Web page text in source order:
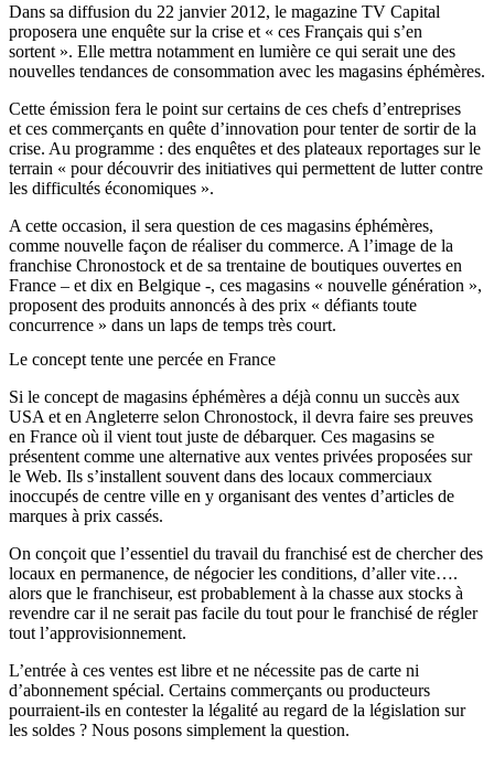
Dans sa diffusion du 22 janvier 2012, le magazine TV Capital
proposera une enquête sur la crise et « ces Français qui s’en
sortent ». Elle mettra notamment en lumière ce qui serait une des
nouvelles tendances de consommation avec les magasins éphémères.
Cette émission fera le point sur certains de ces chefs d’entreprises
et ces commerçants en quête d’innovation pour tenter de sortir de la
crise. Au programme : des enquêtes et des plateaux reportages sur le
terrain « pour découvrir des initiatives qui permettent de lutter contre
les difficultés économiques ».
A cette occasion, il sera question de ces magasins éphémères,
comme nouvelle façon de réaliser du commerce. A l’image de la
franchise Chronostock et de sa trentaine de boutiques ouvertes en
France – et dix en Belgique -, ces magasins « nouvelle génération »,
proposent des produits annoncés à des prix « défiants toute
concurrence » dans un laps de temps très court.
Le concept tente une percée en France
Si le concept de magasins éphémères a déjà connu un succès aux
USA et en Angleterre selon Chronostock, il devra faire ses preuves
en France où il vient tout juste de débarquer. Ces magasins se
présentent comme une alternative aux ventes privées proposées sur
le Web. Ils s’installent souvent dans des locaux commerciaux
inoccupés de centre ville en y organisant des ventes d’articles de
marques à prix cassés.
On conçoit que l’essentiel du travail du franchisé est de chercher des
locaux en permanence, de négocier les conditions, d’aller vite….
alors que le franchiseur, est probablement à la chasse aux stocks à
revendre car il ne serait pas facile du tout pour le franchisé de régler
tout l’approvisionnement.
L’entrée à ces ventes est libre et ne nécessite pas de carte ni
d’abonnement spécial. Certains commerçants ou producteurs
pourraient-ils en contester la légalité au regard de la législation sur
les soldes ? Nous posons simplement la question.